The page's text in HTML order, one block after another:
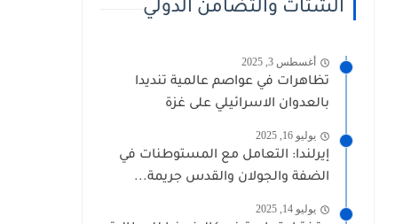
الشتات والتضامن الدولي
أغسطس 3, 2025
تظاهرات في عواصم عالمية تنديدا
بالعدوان الاسرائيلي على غزة
يوليو 16, 2025
إيرلندا: التعامل مع المستوطنات في
الضفة والجولان والقدس جريمة...
يوليو 14, 2025